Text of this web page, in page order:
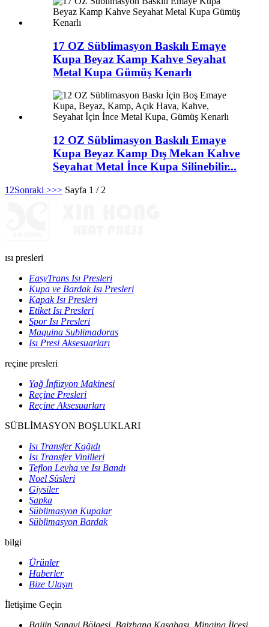
17 OZ Süblimasyon Baskılı Emaye
Kupa Beyaz Kamp Kahve Seyahat
Metal Kupa Gümüş Kenarlı
12 OZ Süblimasyon Baskılı Emaye
Kupa Beyaz Kamp Dış Mekan Kahve
Seyahat Metal İnce Kupa Silinebilir...
1 2Sonraki >>> Sayfa 1 / 2
ısı presleri
EasyTrans Isı Presleri
Kupa ve Bardak Isı Presleri
Kapak Isı Presleri
Etiket Isı Presleri
Spor Isı Presleri
Maquina Sublimadoras
Isı Presi Aksesuarları
reçine presleri
Yağ İnfüzyon Makinesi
Reçine Presleri
Reçine Aksesuarları
SÜBLİMASYON BOŞLUKLARI
Isı Transfer Kağıdı
Isı Transfer Vinilleri
Teflon Levha ve Isı Bandı
Noel Süsleri
Giysiler
Şapka
Süblimasyon Kupalar
Süblimasyon Bardak
bilgi
Ürünler
Haberler
Bize Ulaşın
İletişime Geçin
Baijin Sanayi Bölgesi, Baizhang Kasabası, Minqing İlçesi,